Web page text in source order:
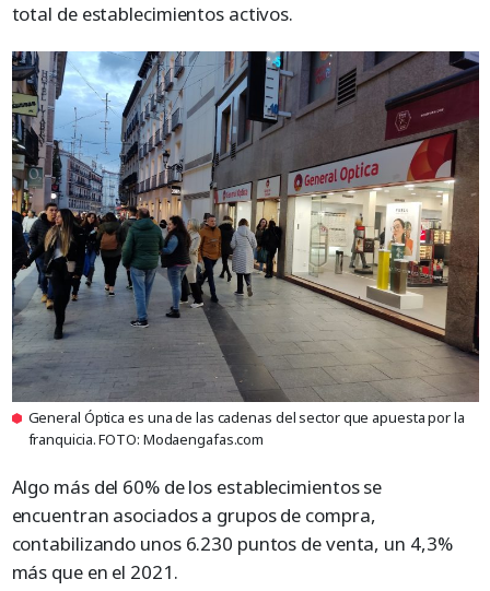
total de establecimientos activos.
General Óptica es una de las cadenas del sector que apuesta por la
franquicia. FOTO: Modaengafas.com
Algo más del 60% de los establecimientos se
encuentran asociados a grupos de compra,
contabilizando unos 6.230 puntos de venta, un 4,3%
más que en el 2021.